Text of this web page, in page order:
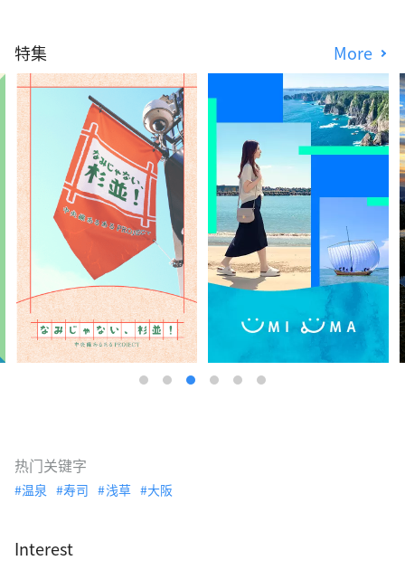
特集 More
热门关键字
温泉 寿司 浅草 大阪
Interest